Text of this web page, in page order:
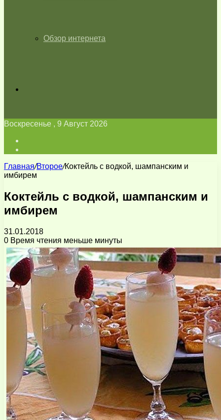
Обзор интернета
Воскресенье , 9 Август 2026
Главная/Второе/Коктейль с водкой, шампанским и
имбирем
Коктейль с водкой, шампанским и
имбирем
31.01.2018
0 Время чтения меньше минуты